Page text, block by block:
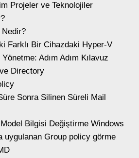
Projeler ve Teknolojiler
Nedir?
Farklı Bir Cihazdaki Hyper-V
Adım Adım Kılavuz
Directory
Sonra Silinen Süreli Mail
Bilgisi Değiştirme Windows
uygulanan Group policy görme